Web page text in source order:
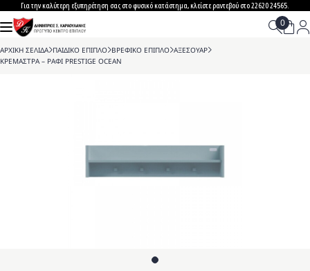
to
content
Για την καλύτερη εξυπηρέτηση σας στο φυσικό κατάστημα, κλείστε ραντεβού στο 22620 24565.
ΑΡΧΙΚΗ ΣΕΛΙΔΑ>ΠΑΙΔΙΚΟ ΕΠΙΠΛΟ>ΒΡΕΦΙΚΟ ΕΠΙΠΛΟ>ΑΞΕΣΟΥΑΡ>
ΚΡΕΜΑΣΤΡΑ – ΡΑΦΙ PRESTIGE OCEAN